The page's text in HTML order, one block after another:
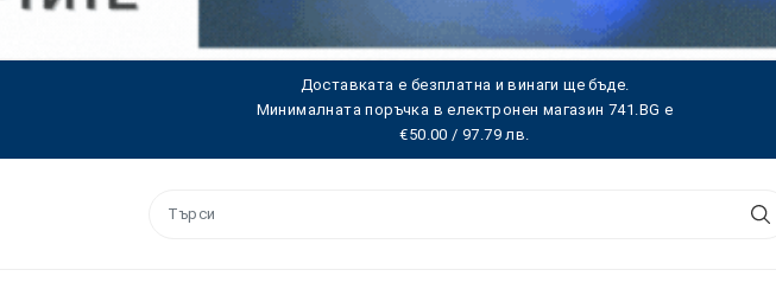
Доставката е безплатна и винаги ще бъде.
Минималната поръчка в електронен магазин 741.BG е
€50.00 / 97.79 лв.